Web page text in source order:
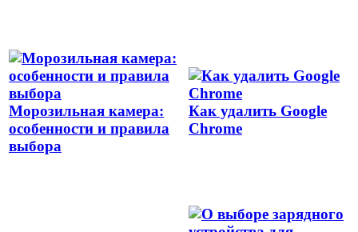
Морозильная камера:
особенности и правила
выбора
Как удалить Google
Chrome